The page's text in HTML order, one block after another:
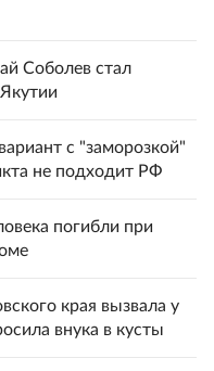
Соболев стал
с "заморозкой"
не подходит РФ
погибли при
края вызвала у
внука в кусты